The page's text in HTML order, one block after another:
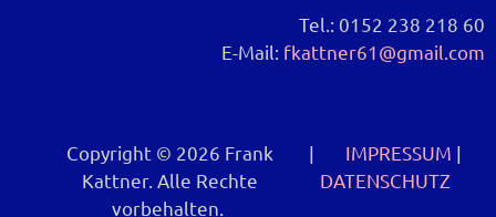
Tel.: 0152 238 218 60
E-Mail: fkattner61@gmail.com
Copyright © 2026 Frank
Kattner. Alle Rechte
vorbehalten.
| IMPRESSUM |
DATENSCHUTZ